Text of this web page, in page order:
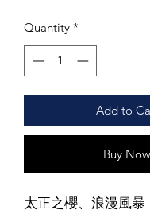
Quantity *
Add to
Buy Now
太正之櫻、浪漫風暴